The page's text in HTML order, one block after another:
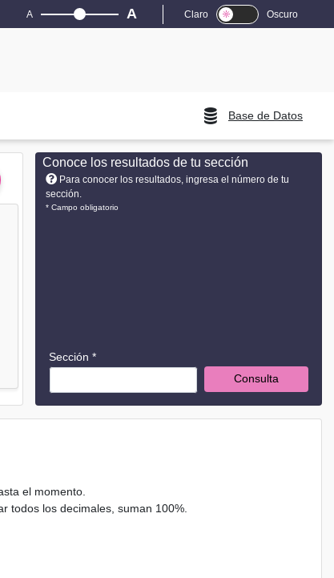
A A Claro Oscuro
Base de Datos
Conoce los resultados de tu sección
Para conocer los resultados, ingresa el número de tu
sección.
* Campo obligatorio
Sección *
Consulta
el momento.
todos los decimales, suman 100%.